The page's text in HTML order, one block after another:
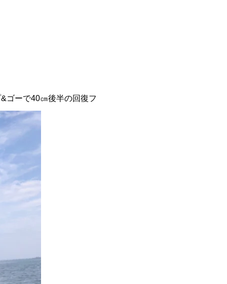
ゴーで40㎝後半の回復フ